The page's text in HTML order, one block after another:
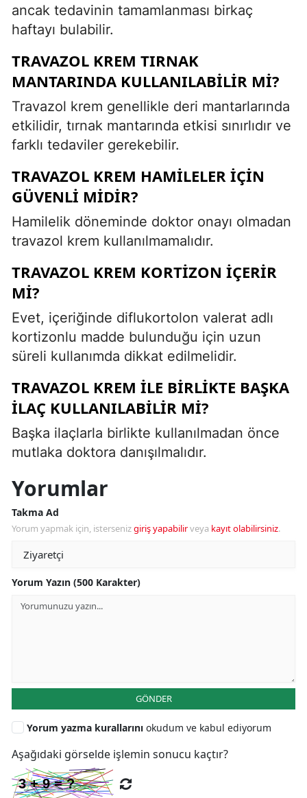
ancak tedavinin tamamlanması birkaç
haftayı bulabilir.
TRAVAZOL KREM TIRNAK
MANTARINDA KULLANILABILIR MI?
Travazol krem genellikle deri mantarlarında
etkilidir, tırnak mantarında etkisi sınırlıdır ve
farklı tedaviler gerekebilir.
TRAVAZOL KREM HAMILELER IÇIN
GÜVENLI MIDIR?
Hamilelik döneminde doktor onayı olmadan
travazol krem kullanılmamalıdır.
TRAVAZOL KREM KORTIZON IÇERIR
MI?
Evet, içeriğinde diflukortolon valerat adlı
kortizonlu madde bulunduğu için uzun
süreli kullanımda dikkat edilmelidir.
TRAVAZOL KREM ILE BIRLIKTE BAŞKA
ILAÇ KULLANILABILIR MI?
Başka ilaçlarla birlikte kullanılmadan önce
mutlaka doktora danışılmalıdır.
Yorumlar
Takma Ad
Yorum yapmak için, istersenizgiriş yapabilirveya kayıt olabilirsiniz.
Yorum Yazın (500 Karakter)
GÖNDER
Yorum yazma kurallarını okudum ve kabul ediyorum
Aşağıdaki görselde işlemin sonucu kaçtır?